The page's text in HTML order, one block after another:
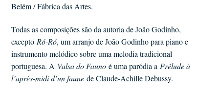
Belém / Fábrica das Artes.
Todas as composições são da autoria de João Godinho,
exceptoRó-Ró, um arranjo de João Godinho para piano e
instrumento melódico sobre uma melodia tradicional
portuguesa. AValsa do Faunoé uma paródia a Prélude à
l’après-midi d’un faunede Claude-Achille Debussy.